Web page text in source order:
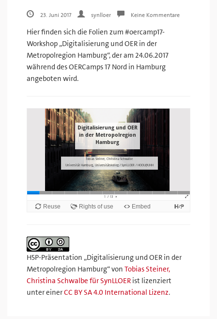
23. Juni 2017 synlloer Keine Kommentare
Hier finden sich die Folien zum #oercamp17-
Workshop „Digitalisierung und OER in der
Metropolregion Hamburg“, der am 24.06.2017
während des OERCamps 17 Nord in Hamburg
angeboten wird.
H5P-Präsentation „Digitalisierung und OER in der
Metropolregion Hamburg“ von Tobias Steiner,
Christina Schwalbe für SynLLOER ist lizenziert
unter einerCC BY SA 4.0 International Lizenz.